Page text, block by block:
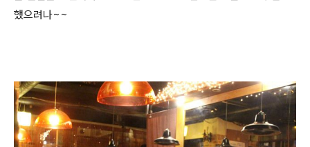
했으려나~~